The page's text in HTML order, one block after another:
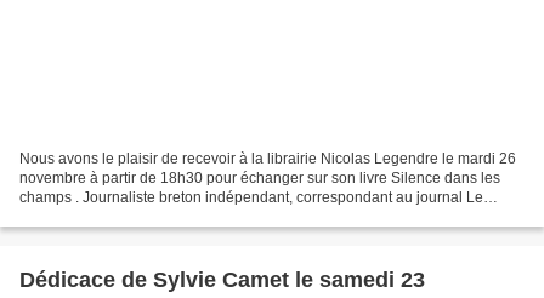
Nous avons le plaisir de recevoir à la librairie Nicolas Legendre le mardi 26
novembre à partir de 18h30 pour échanger sur son livre Silence dans les
champs . Journaliste breton indépendant, correspondant au journal Le
Dédicace de Sylvie Camet le samedi 23